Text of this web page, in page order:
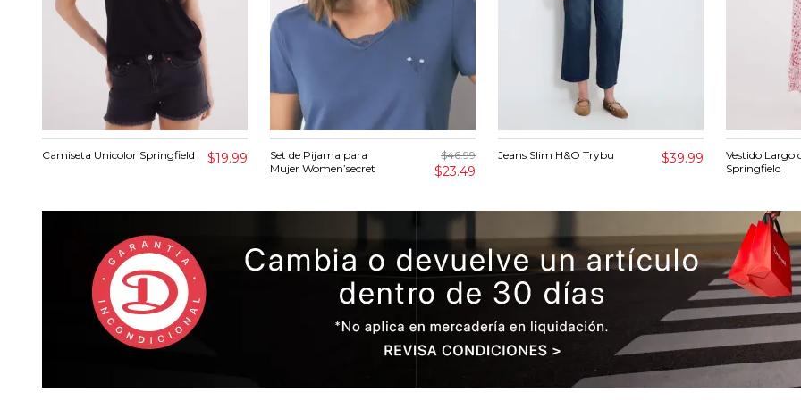
Camiseta Unicolor Springfield $19.99
Set de Pijama para
Mujer Women’secret
$46.99
$23.49
Jeans Slim H&O Trybu $39.99
Vestido Largo
Springfield